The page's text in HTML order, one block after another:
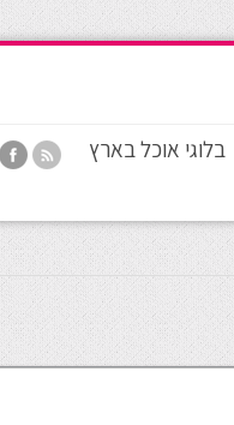
בלוגי אוכל בארץ